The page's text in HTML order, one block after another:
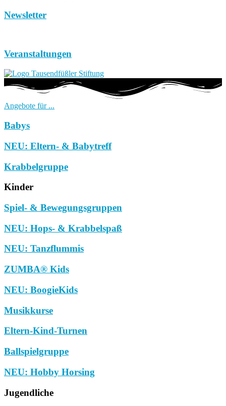
Newsletter
Veranstaltungen
Angebote für ...
Babys
NEU: Eltern- & Babytreff
Krabbelgruppe
Kinder
Spiel- & Bewegungsgruppen
NEU: Hops- & Krabbelspaß
NEU: Tanzflummis
ZUMBA® Kids
NEU: BoogieKids
Musikkurse
Eltern-Kind-Turnen
Ballspielgruppe
NEU: Hobby Horsing
Jugendliche